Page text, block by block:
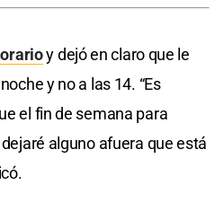
y dejó en claro que le
y no a las 14. “Es
el fin de semana para
alguno afuera que está